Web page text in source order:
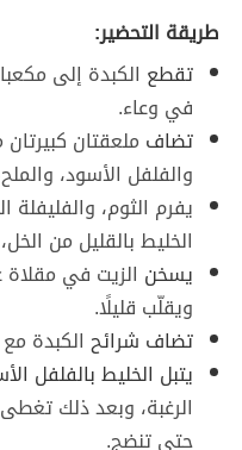
طريقة التحضير:
تقطع الكبدة إلى
في وعاء.
تضاف ملعقتان
والفلفل الأسود،
يفرم الثوم، والفليفلة
الخليط بالقليل من
يسخن الزيت في مقلاة
ويقلّب قليلًا.
تضاف شرائحالكبدة
يتبل الخليط بالفلفل
الرغبة، وبعد ذلك
حتى تنضج.